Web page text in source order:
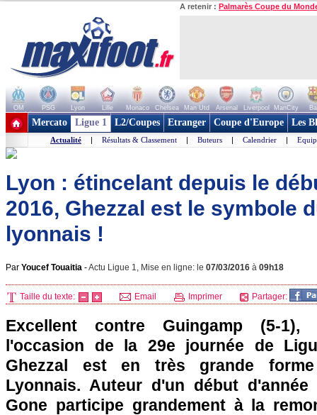
A retenir : Palmarès Coupe du
OM PSG Lyon Lille Monaco Chelsea Man Utd Arsenal Liverpool ManCity
+ de clubs
Mercato Ligue 1 L2/Coupes Etranger Coupe d'Europe Les
Actualité | Résultats & Classement | Buteurs | Calendrier |
Lyon : étincelant depuis le
2016, Ghezzal est le symbole
lyonnais !
Par Youcef Touaitia -Actu Ligue 1, Mise en ligne: le 07/03/2016 à 09h18
Taille du texte: Email Imprimer Partager:
Excellent contre Guingamp (5-
l'occasion de la 29e journée de
Ghezzal est en très grande
Lyonnais. Auteur d'un début
Gone participe grandement à la